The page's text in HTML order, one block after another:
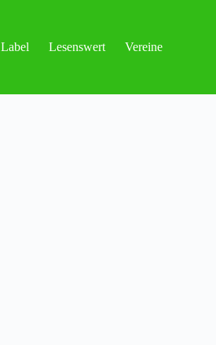
Label Lesenswert Vereine